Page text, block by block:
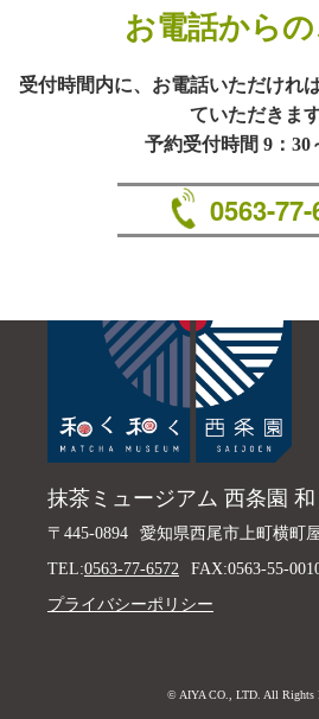
お電話から
受付時間内に、お電話いただけれ
ていただきます
予約受付時間 9：30
0563-
抹茶ミュージアム 西条園 和
〒445-0894
愛知県西尾市上町横町
TEL:0563-77-6572
FAX:0563-55-
プライバシーポリシー
© AIYA CO., LTD. All Rights